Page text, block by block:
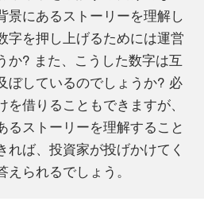
景にあるストーリーを理解し
字を押し上げるためには運営
か? また、こうした数字は互
ぼしているのでしょうか? 必
借りることもできますが、
るストーリーを理解すること
れば、投資家が投げかけてく
られるでしょう。